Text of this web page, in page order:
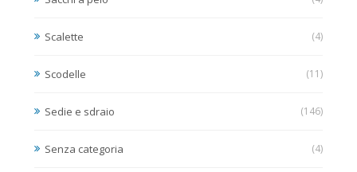
Scalette (4)
Scodelle (11)
Sedie e sdraio (146)
Senza categoria (4)